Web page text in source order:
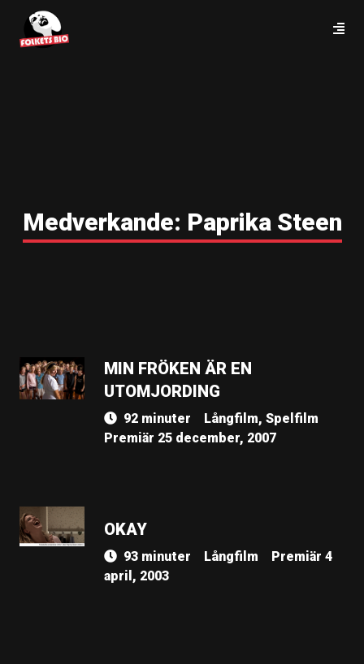
Medverkande: Paprika Steen
MIN FRÖKEN ÄR EN
UTOMJORDING
92 minuter
Långfilm, Spelfilm
Premiär 25 december, 2007
OKAY
93 minuter Långfilm
Premiär 4
april, 2003